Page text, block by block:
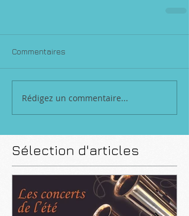
Commentaires
Rédigez un commentaire...
Sélection d'articles